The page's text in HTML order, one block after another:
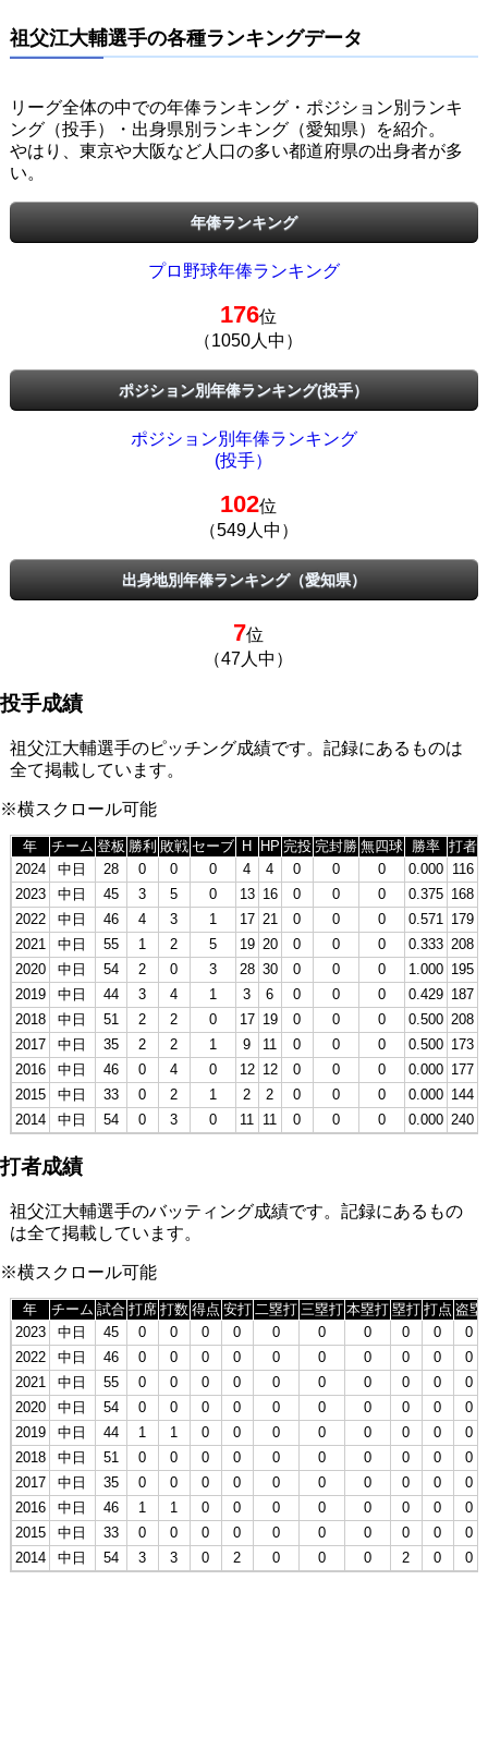
祖父江大輔選手の各種ランキングデータ
リーグ全体の中での年俸ランキング・ポジション別ランキ
ング（投手）・出身県別ランキング（愛知県）を紹介。
やはり、東京や大阪など人口の多い都道府県の出身者が多
い。
年俸ランキング
プロ野球年俸ランキング
176位
（1050人中）
ポジション別年俸ランキング(投手）
ポジション別年俸ランキング
(投手）
102位
（549人中）
出身地別年俸ランキング（愛知県）
7位
（47人中）
投手成績
祖父江大輔選手のピッチング成績です。記録にあるものは
全て掲載しています。
※横スクロール可能
年 チーム 登板 勝利 敗戦 セーブ H HP 完投 完封勝 無四球 勝率 打者
2024
中日 28 0 0 0 4 4 0 0 0 0.000 116
2023
中日 45 3 5 0 13 16 0 0 0 0.375 168
2022
中日 46 4 3 1 17 21 0 0 0 0.571 179
2021
中日 55 1 2 5 19 20 0 0 0 0.333 208
2020
中日 54 2 0 3 28 30 0 0 0 1.000 195
2019
中日 44 3 4 1 3 6 0 0 0 0.429 187
2018
中日 51 2 2 0 17 19 0 0 0 0.500 208
2017
中日 35 2 2 1 9 11 0 0 0 0.500 173
2016
中日 46 0 4 0 12 12 0 0 0 0.000 177
2015
中日 33 0 2 1 2 2 0 0 0 0.000 144
2014
中日 54 0 3 0 11 11 0 0 0 0.000 240
打者成績
祖父江大輔選手のバッティング成績です。記録にあるもの
は全て掲載しています。
※横スクロール可能
年 チーム 試合 打席 打数 得点 安打 二塁打 三塁打 本塁打 塁打 打点 盗塁
2023
中日 45 0 0 0 0 0 0 0 0 0
0
2022
中日 46 0 0 0 0 0 0 0 0 0
0
2021
中日 55 0 0 0 0 0 0 0 0 0
0
2020
中日 54 0 0 0 0 0 0 0 0 0
0
2019
中日 44 1 1 0 0 0 0 0 0 0
0
2018
中日 51 0 0 0 0 0 0 0 0 0
0
2017
中日 35 0 0 0 0 0 0 0 0 0
0
2016
中日 46 1 1 0 0 0 0 0 0 0
0
2015
中日 33 0 0 0 0 0 0 0 0 0
0
2014
中日 54 3 3 0 2 0 0 0 2 0 0